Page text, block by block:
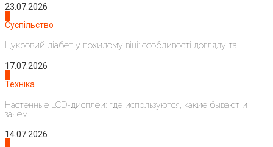
23.07.2026
Суспільство
Цукровий діабет у похилому віці: особливості догляду та...
17.07.2026
Техніка
Настенные LCD-дисплеи: где используются, какие бывают и
зачем...
14.07.2026